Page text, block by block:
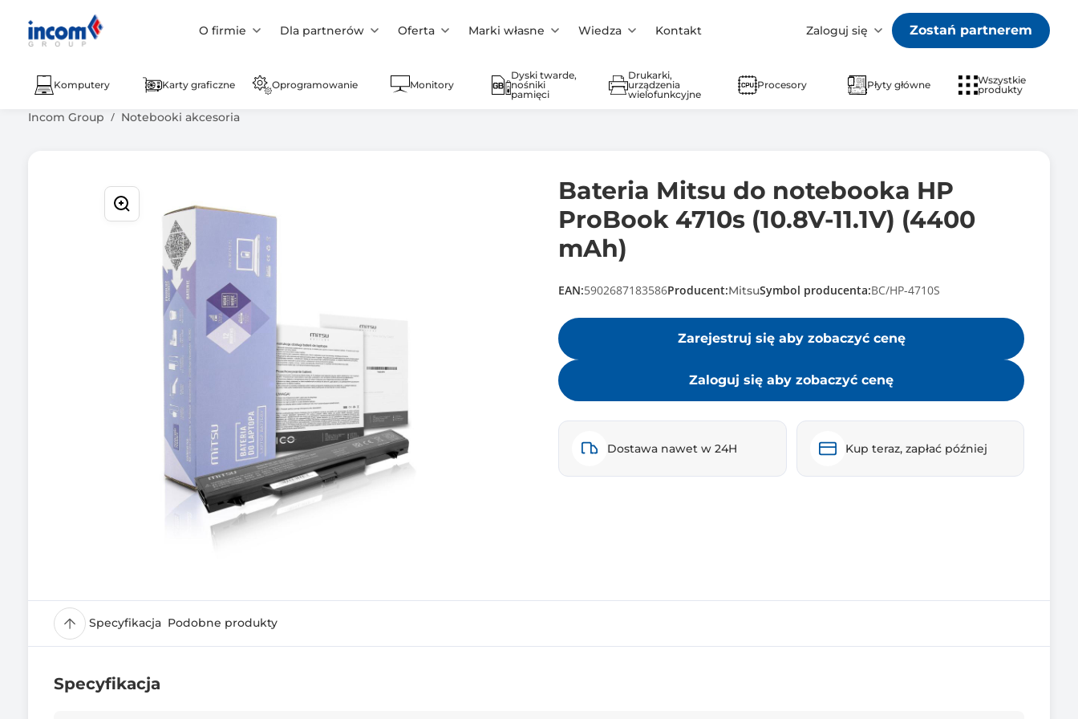
O firmie Dla partnerów Oferta Marki własne Wiedza Kontakt Zaloguj się Zostań partnerem
Komputery Karty graficzne Oprogramowanie Monitory
Dyski twarde,
nośniki
pamięci
Drukarki,
urządzenia
wielofunkcyjne
Procesory Płyty główne
Wszystkie
produkty
Incom Group Notebooki akcesoria
Bateria Mitsu do notebooka HP
ProBook 4710s (10.8V-11.1V) (4400
mAh)
EAN:5902687183586Producent:MitsuSymbol producenta:BC/HP-4710S
Zarejestruj się aby zobaczyć cenę
Zaloguj się aby zobaczyć cenę
Dostawa nawet w 24H Kup teraz, zapłać później
Specyfikacja Podobne produkty
Specyfikacja